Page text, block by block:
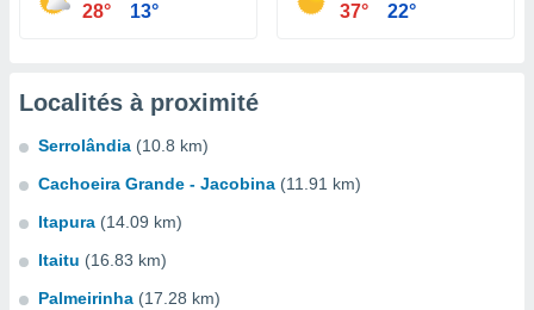
28° 13° 37° 22°
Localités à proximité
Serrolândia (10.8 km)
Cachoeira Grande - Jacobina (11.91 km)
Itapura (14.09 km)
Itaitu (16.83 km)
Palmeirinha (17.28 km)